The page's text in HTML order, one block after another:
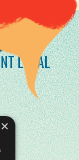
LOCAL
×